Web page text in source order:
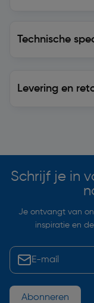
Technische
Levering en
Schrijf je in
Je ontvangt van
inspiratie en
Abonneren